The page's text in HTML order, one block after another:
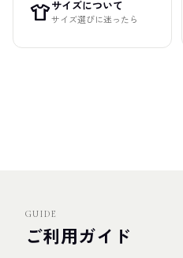
apparelサイズについて
サイズ選びに迷ったら
GUIDE
ご利用ガイド